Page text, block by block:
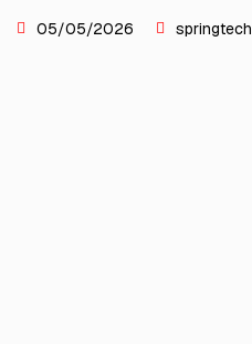
05/05/2026 springtech